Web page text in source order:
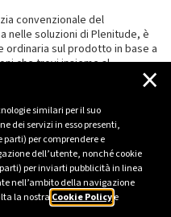
similari per il suo
dei servizi in esso presenti,
per comprendere e
dell’utente, nonché cookie
per inviarti pubblicità in linea
nell’ambito della navigazione
la nostra Cookie Policye
×
convenzionale del
nelle soluzioni di Plenitude, è
ordinaria sul prodotto in base a
che trovi insieme al